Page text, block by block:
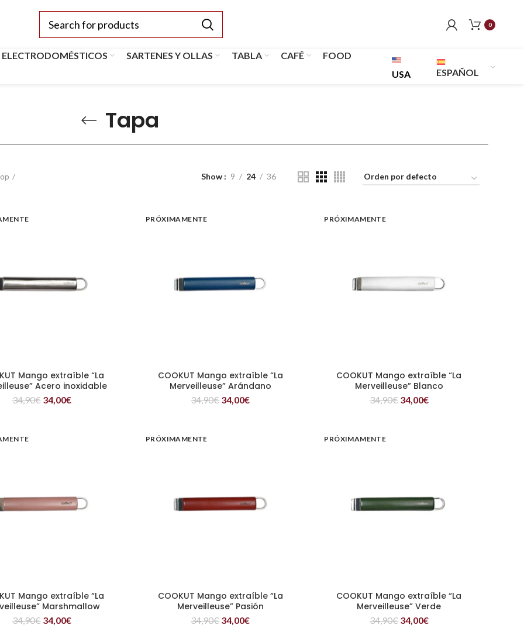
0
SARTENES Y OLLAS TABLA CAFÉ FOOD
USA ESPAÑOL
Tapa
Show 9 24 36
LEER MÁS
Mango extraíble “La
Acero inoxidable
34,90€ 34,00€
PRÓXIMAMENTE
LEER MÁS
COOKUT Mango extraíble “La
Merveilleuse” Arándano
34,90€ 34,00€
PRÓXIMAMENTE
LEER MÁS
COOKUT Mango extraíble “La
Merveilleuse” Blanco
34,90€ 34,00€
LEER MÁS
Mango extraíble “La
Marshmallow
34,90€ 34,00€
PRÓXIMAMENTE
LEER MÁS
COOKUT Mango extraíble “La
Merveilleuse” Pasión
34,90€ 34,00€
PRÓXIMAMENTE
LEER MÁS
COOKUT Mango extraíble “La
Merveilleuse” Verde
34,90€ 34,00€